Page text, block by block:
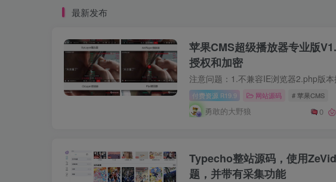
最新发布
苹果CMS超级播放器专业版
授权和加密
付费资源 R19.9 网站源码 # 苹果CMS
勇敢的大野狼 0
Typecho整站源码，使用
题，并带有采集功能